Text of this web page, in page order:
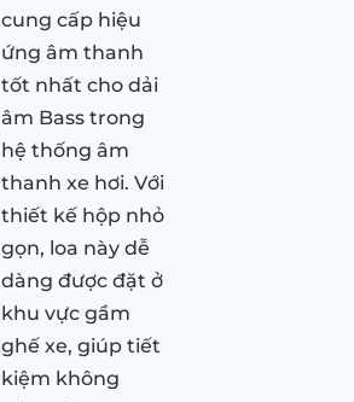
cung cấp hiệu
ứng âm thanh
tốt nhất cho dải
âm Bass trong
hệ thống âm
thanh xe hơi. Với
thiết kế hộp nhỏ
gọn, loa này dễ
dàng được đặt ở
khu vực gầm
ghế xe, giúp tiết
kiệm không